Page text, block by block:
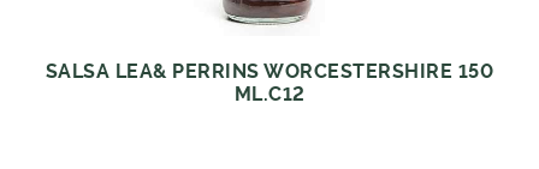
SALSA LEA& PERRINS WORCESTERSHIRE 150
ML.C12